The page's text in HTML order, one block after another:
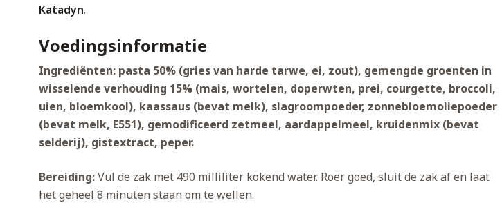
Katadyn.
Voedingsinformatie
Ingrediënten: pasta 50% (gries van harde tarwe, ei, zout), gemengde groenten in
wisselende verhouding 15% (mais, wortelen, doperwten, prei, courgette, broccoli,
uien, bloemkool), kaassaus (bevat melk), slagroompoeder, zonnebloemoliepoeder
(bevat melk, E551), gemodificeerd zetmeel, aardappelmeel, kruidenmix (bevat
selderij), gistextract, peper.
Bereiding:Vul de zak met 490 milliliter kokend water. Roer goed, sluit de zak af en laat
het geheel 8 minuten staan om te wellen.